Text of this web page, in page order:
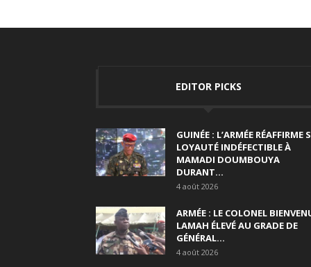
EDITOR PICKS
GUINÉE : L’ARMÉE RÉAFFIRME
LOYAUTÉ INDÉFECTIBLE À
MAMADI DOUMBOUYA
DURANT...
4 août 2026
ARMÉE : LE COLONEL
LAMAH ÉLEVÉ AU GRADE DE
GÉNÉRAL...
4 août 2026